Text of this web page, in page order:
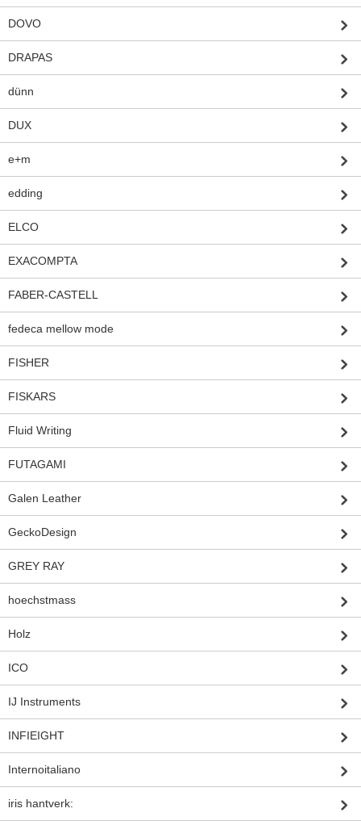
DOVO
DRAPAS
dünn
DUX
e+m
edding
ELCO
EXACOMPTA
FABER-CASTELL
fedeca mellow mode
FISHER
FISKARS
Fluid Writing
FUTAGAMI
Galen Leather
GeckoDesign
GREY RAY
hoechstmass
Holz
ICO
IJ Instruments
INFIEIGHT
Internoitaliano
iris hantverk: